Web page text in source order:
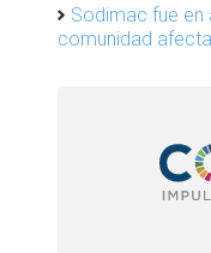
Sodimac fue en
comunidad